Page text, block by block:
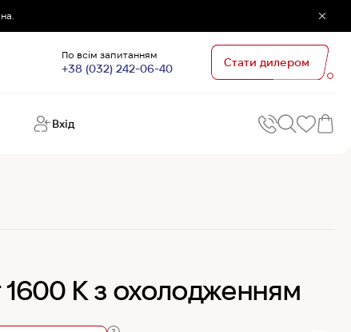
По всім запитанням
+38 (032) 242-06-40 Стати дилером
Вхід
К з охолодженням